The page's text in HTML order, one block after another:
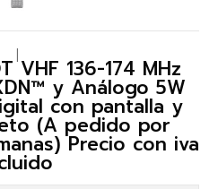
VHF 136-174 MHz
y Análogo 5W
con pantalla y
(A pedido por
Precio con iva